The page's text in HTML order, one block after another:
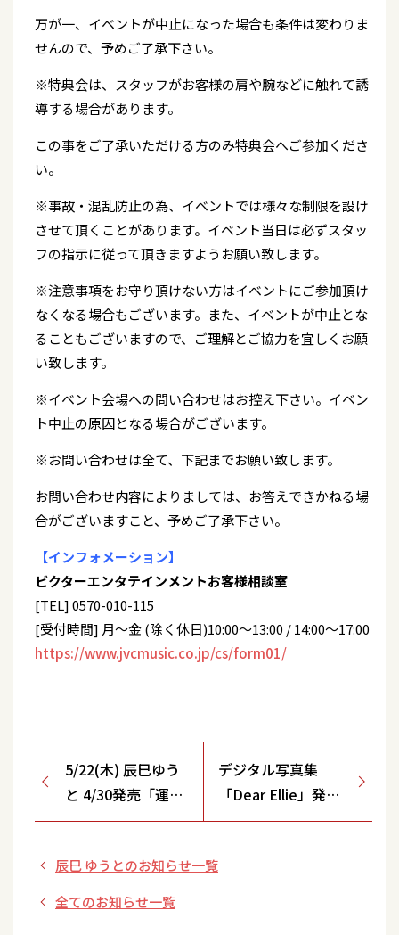
万が一、イベントが中止になった場合も条件は変わりま
せんので、予めご了承下さい。
※特典会は、スタッフがお客様の肩や腕などに触れて誘
導する場合があります。
この事をご了承いただける方のみ特典会へご参加くださ
い。
※事故・混乱防止の為、イベントでは様々な制限を設け
させて頂くことがあります。イベント当日は必ずスタッ
フの指示に従って頂きますようお願い致します。
※注意事項をお守り頂けない方はイベントにご参加頂け
なくなる場合もございます。また、イベントが中止とな
ることもございますので、ご理解とご協力を宜しくお願
い致します。
※イベント会場への問い合わせはお控え下さい。イベン
ト中止の原因となる場合がございます。
※お問い合わせは全て、下記までお願い致します。
お問い合わせ内容によりましては、お答えできかねる場
合がございますこと、予めご了承下さい。
【インフォメーション】
ビクターエンタテインメントお客様相談室
[TEL] 0570-010-115
[受付時間] 月～金 (除く休日)10:00～13:00 / 14:00～17:00
https://www.jvcmusic.co.jp/cs/form01/
5/22(木) 辰巳ゆう
と 4/30発売「運命
の夏」（DEFタイ
インターネットサ
イン会（リミス
デジタル写真集
「Dear Ellie」発売
決定
辰巳 ゆうとのお知らせ一覧
全てのお知らせ一覧